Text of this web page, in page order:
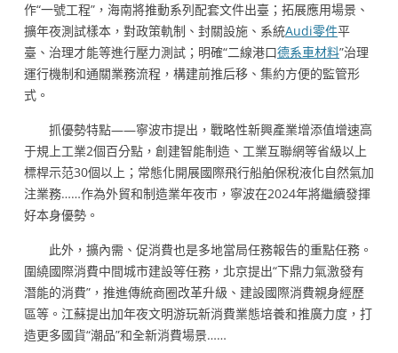
作“一號工程”，海南將推動系列配套文件出臺；拓展應用場景、
擴年夜測試樣本，對政策軌制、封關設施、系統Audi零件平
臺、治理才能等進行壓力測試；明確“二線港口德系車材料”治理
運行機制和通關業務流程，構建前推后移、集約方便的監管形
式。
抓優勢特點——寧波市提出，戰略性新興產業增添值增速高
于規上工業2個百分點，創建智能制造、工業互聯網等省級以上
標桿示范30個以上；常態化開展國際飛行船舶保稅液化自然氣加
注業務……作為外貿和制造業年夜市，寧波在2024年將繼續發揮
好本身優勢。
此外，擴內需、促消費也是多地當局任務報告的重點任務。
圍繞國際消費中間城市建設等任務，北京提出“下鼎力氣激發有
潛能的消費”，推進傳統商圈改革升級、建設國際消費親身經歷
區等。江蘇提出加年夜文明游玩新消費業態培養和推廣力度，打
造更多國貨“潮品”和全新消費場景……